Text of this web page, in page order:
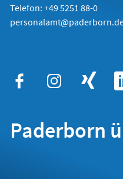
Telefon: +49 5251 88-0
Paderborn